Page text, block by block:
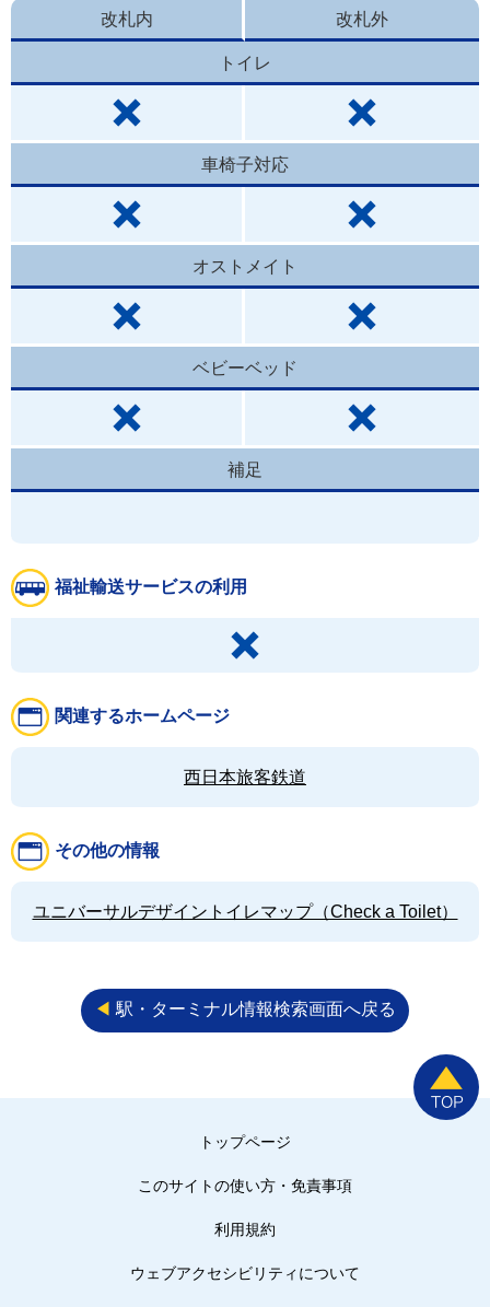
改札内 改札外
トイレ
車椅子対応
オストメイト
ベビーベッド
補足
福祉輸送サービスの利用
関連するホームページ
西日本旅客鉄道
その他の情報
ユニバーサルデザイントイレマップ（Check a Toilet）
◀︎ 駅・ターミナル情報検索画面へ戻る
トップページ
このサイトの使い方・免責事項
利用規約
ウェブアクセシビリティについて